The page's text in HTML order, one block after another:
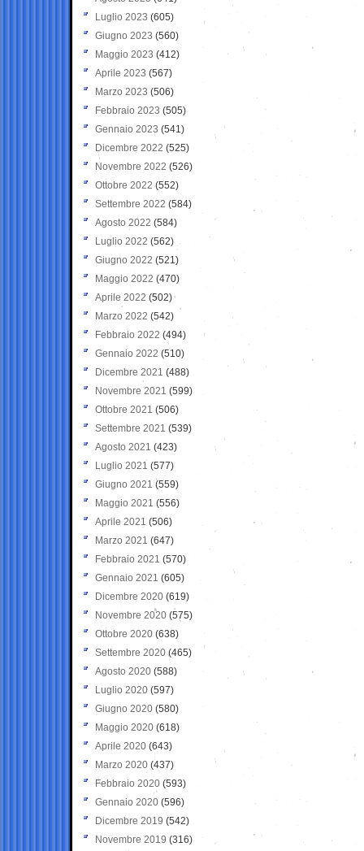
Luglio 2023 (605)
Giugno 2023 (560)
Maggio 2023 (412)
Aprile 2023 (567)
Marzo 2023 (506)
Febbraio 2023 (505)
Gennaio 2023 (541)
Dicembre 2022 (525)
Novembre 2022 (526)
Ottobre 2022 (552)
Settembre 2022 (584)
Agosto 2022 (584)
Luglio 2022 (562)
Giugno 2022 (521)
Maggio 2022 (470)
Aprile 2022 (502)
Marzo 2022 (542)
Febbraio 2022 (494)
Gennaio 2022 (510)
Dicembre 2021 (488)
Novembre 2021 (599)
Ottobre 2021 (506)
Settembre 2021 (539)
Agosto 2021 (423)
Luglio 2021 (577)
Giugno 2021(559)
Maggio 2021 (556)
Aprile 2021 (506)
Marzo 2021 (647)
Febbraio 2021 (570)
Gennaio 2021 (605)
Dicembre 2020 (619)
Novembre 2020 (575)
Ottobre 2020 (638)
Settembre 2020(465)
Agosto 2020 (588)
Luglio 2020 (597)
Giugno 2020 (580)
Maggio 2020 (618)
Aprile 2020 (643)
Marzo 2020 (437)
Febbraio 2020 (593)
Gennaio 2020 (596)
Dicembre 2019 (542)
Novembre 2019 (316)